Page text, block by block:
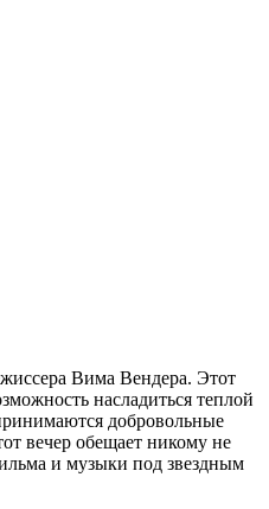
Вима Вендера. Этот
насладиться теплой
добровольные
вечер обещает никому не
и музыки под звездным